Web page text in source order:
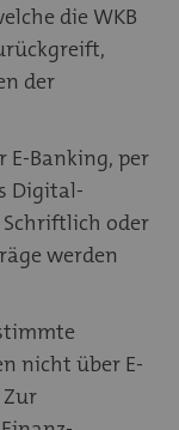
die WKB
der
E-Banking, per
Digital-
oder
werden
nicht über E-